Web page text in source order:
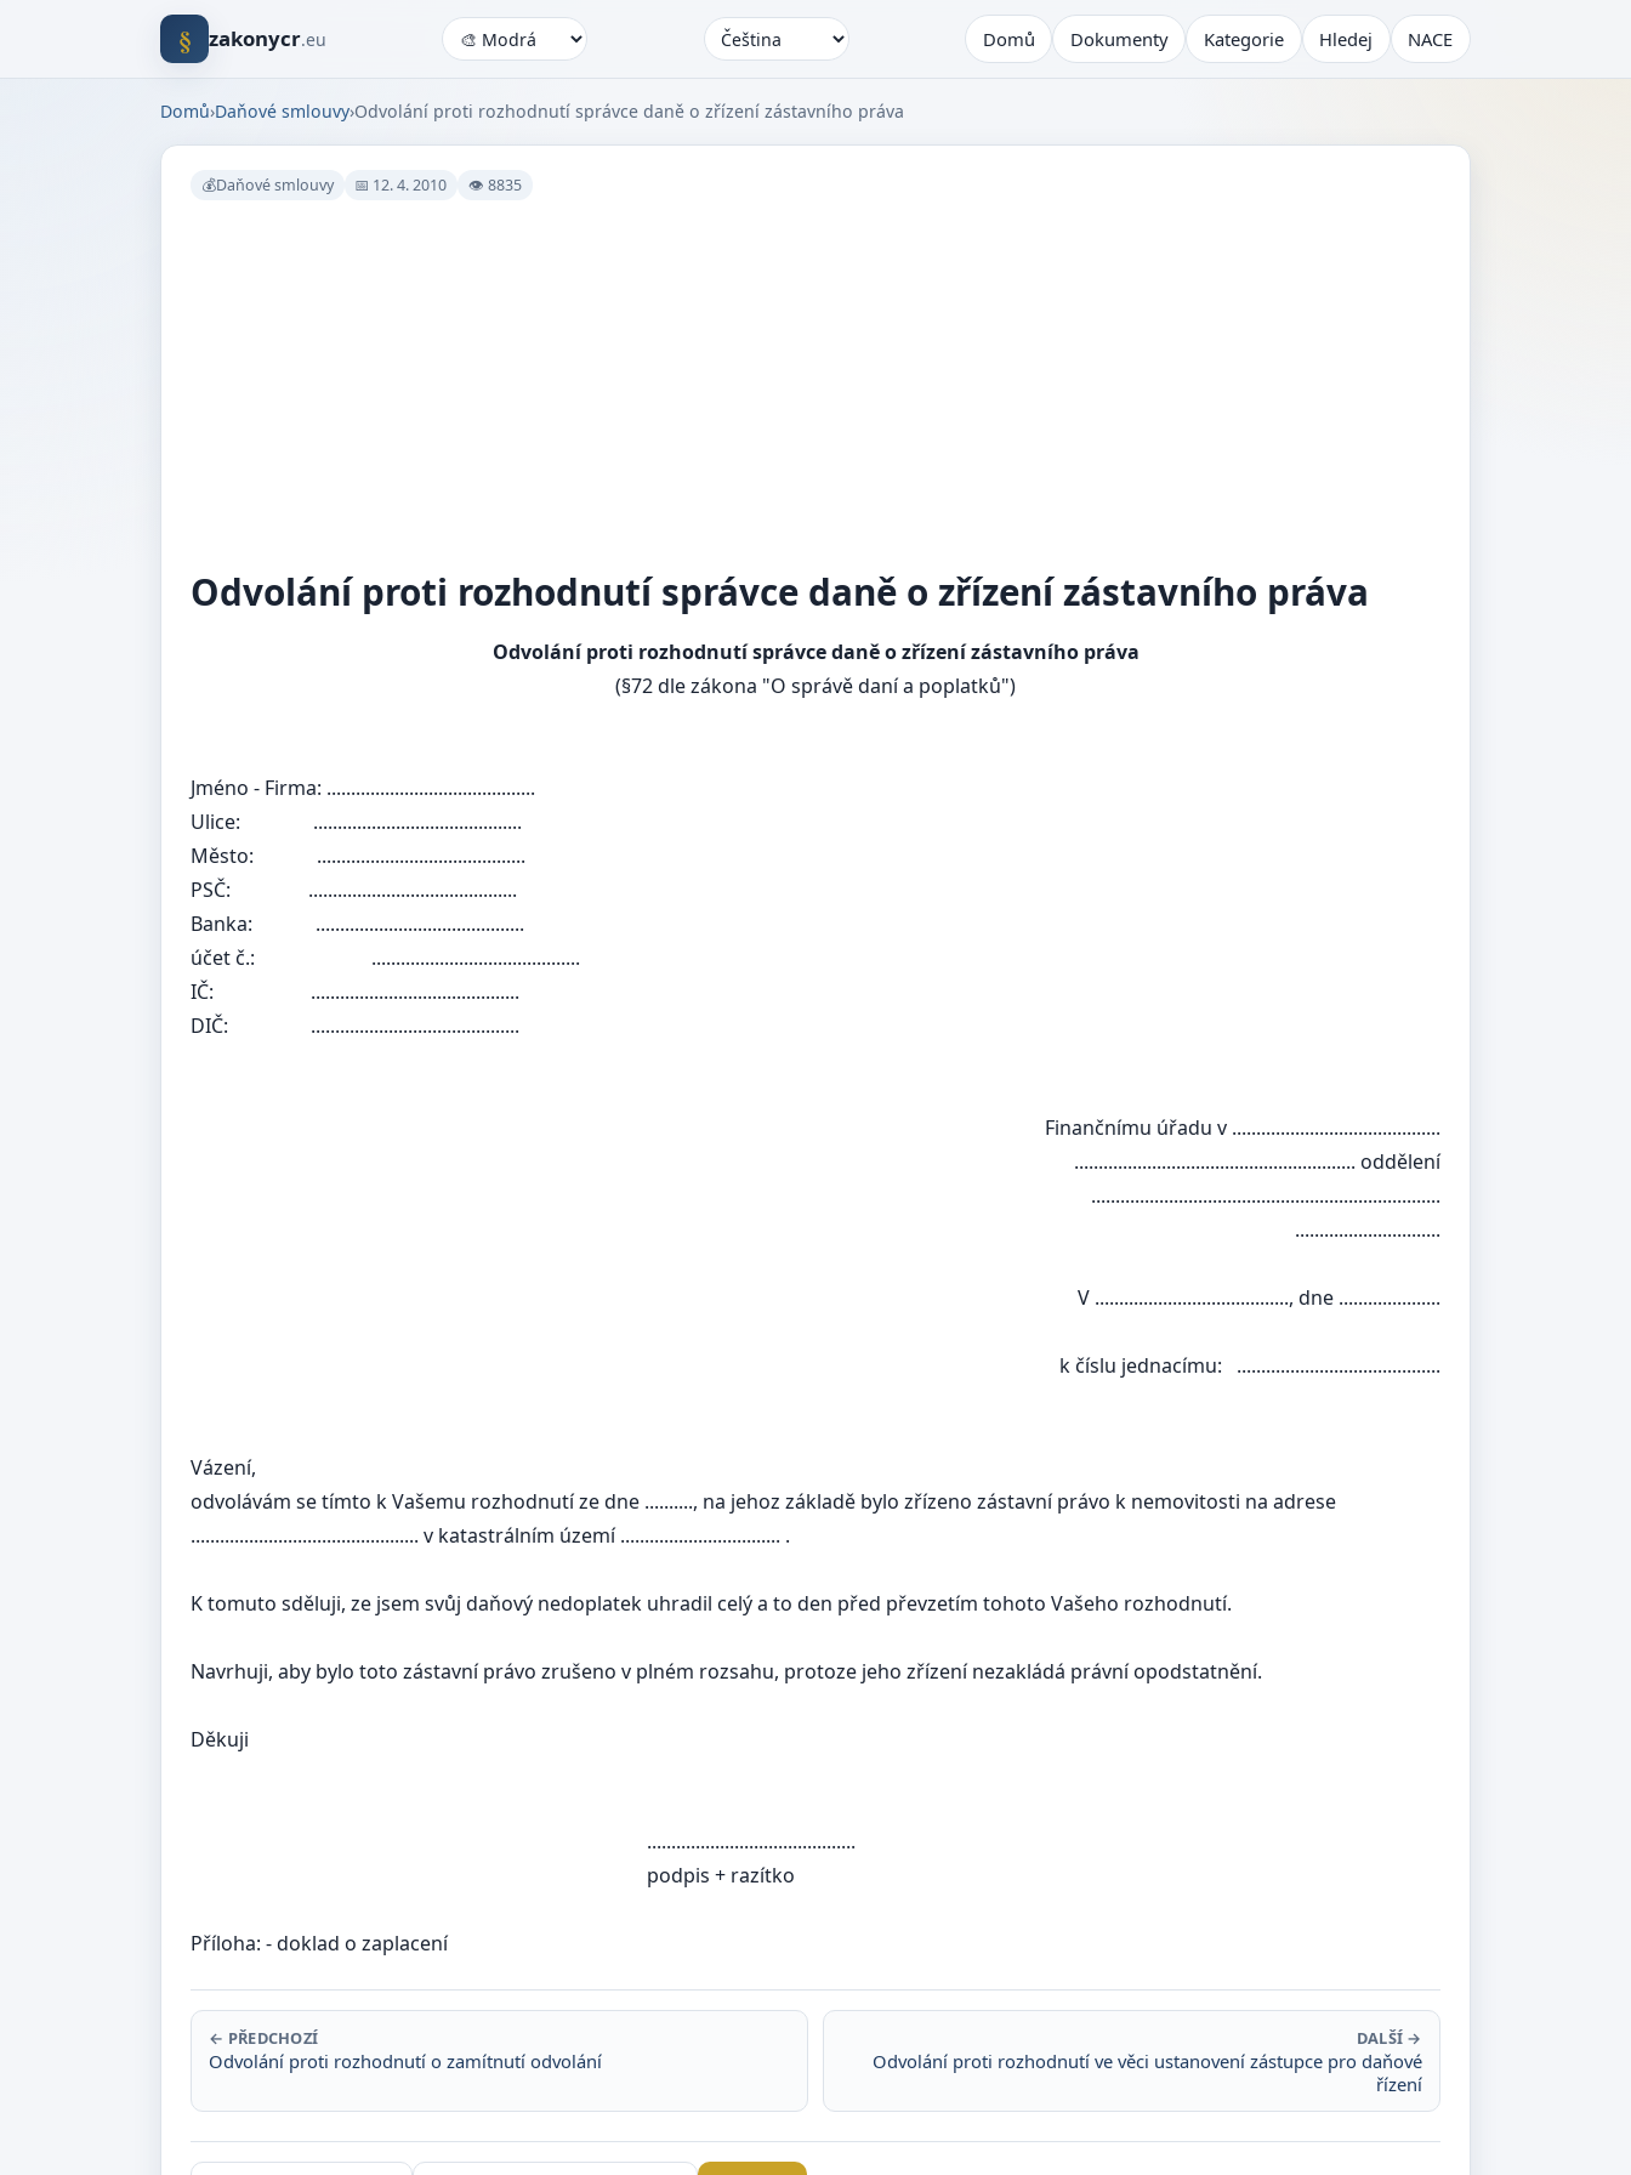
§ zakonycr.eu Domů Dokumenty Kategorie Hledej NACE
Domů›Daňové smlouvy›Odvolání proti rozhodnutí správce daně o zřízení zástavního práva
💰Daňové smlouvy 📅 12. 4. 2010 👁 8835
Odvolání proti rozhodnutí správce daně o zřízení zástavního práva
Odvolání proti rozhodnutí správce daně o zřízení zástavního práva
(§72 dle zákona "O správě daní a poplatků")
Jméno - Firma: ...........................................
Ulice: ...........................................
Město: ...........................................
PSČ: ...........................................
Banka: ...........................................
účet č.: ...........................................
IČ: ...........................................
DIČ: ...........................................
Finančnímu úřadu v ...........................................
.......................................................... oddělení
........................................................................
..............................
V ........................................, dne .....................
k číslu jednacímu: ..........................................
Vázení,
odvolávám se tímto k Vašemu rozhodnutí ze dne .........., na jehoz základě bylo zřízeno zástavní právo k nemovitosti na adrese
............................................... v katastrálním území ................................. .
K tomuto sděluji, ze jsem svůj daňový nedoplatek uhradil celý a to den před převzetím tohoto Vašeho rozhodnutí.
Navrhuji, aby bylo toto zástavní právo zrušeno v plném rozsahu, protoze jeho zřízení nezakládá právní opodstatnění.
Děkuji
...........................................
podpis + razítko
Příloha: - doklad o zaplacení
← PŘEDCHOZÍ
Odvolání proti rozhodnutí o zamítnutí odvolání
DALŠÍ →
Odvolání proti rozhodnutí ve věci ustanovení zástupce pro daňové
řízení